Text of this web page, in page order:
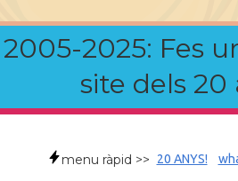
2005-2025: Fes
site dels 20
menu ràpid >> 20 ANYS!